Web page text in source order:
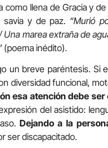
como llena de Gracia y
y de paz. “Murió
Una marea extraña de
(poema inédito).
un breve paréntesis. Si
diversidad funcional,
esa atención debe ser
del asistido:
Dejando a la
ser discapacitado.